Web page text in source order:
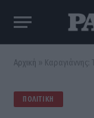
Αρχική » Καραγιάννης:
ΠΟΛΙΤΙΚΉ